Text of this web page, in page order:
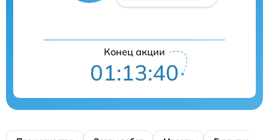
Конец акции
01:13:39